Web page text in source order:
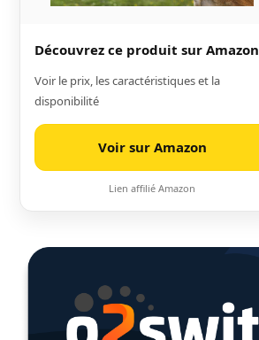
Découvrez ce produit sur Amazon
Voir le prix, les caractéristiques et la
disponibilité
Voir sur Amazon
Lien affilié Amazon